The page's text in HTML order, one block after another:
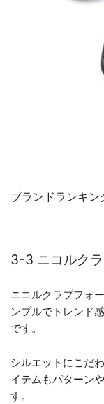
ブランドランキン
3-3 ニコルク
ニコルクラブフォ
ンプルでトレンド
です。
シルエットにこだ
イテムもパターン
す。